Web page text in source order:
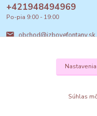
+421948494969
Po-pia 9:00 - 19:00
obchod@izbovefontany.sk
Nastavenia
Súhlas